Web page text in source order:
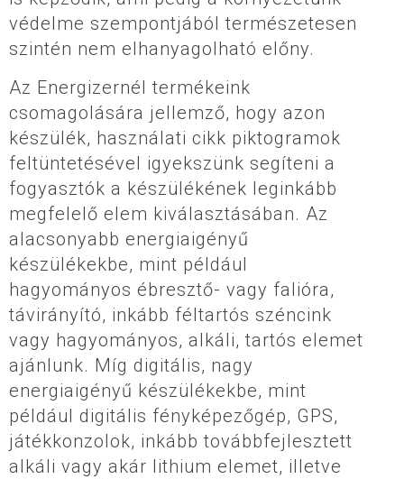
védelme szempontjából természetesen
szintén nem elhanyagolható előny.
Az Energizernél termékeink
csomagolására jellemző, hogy azon
készülék, használati cikk piktogramok
feltüntetésével igyekszünk segíteni a
fogyasztók a készülékének leginkább
megfelelő elem kiválasztásában. Az
alacsonyabb energiaigényű
készülékekbe, mint például
hagyományos ébresztő- vagy falióra,
távirányító, inkább féltartós széncink
vagy hagyományos, alkáli, tartós elemet
ajánlunk. Míg digitális, nagy
energiaigényű készülékekbe, mint
például digitális fényképezőgép, GPS,
játékkonzolok, inkább továbbfejlesztett
alkáli vagy akár lithium elemet, illetve